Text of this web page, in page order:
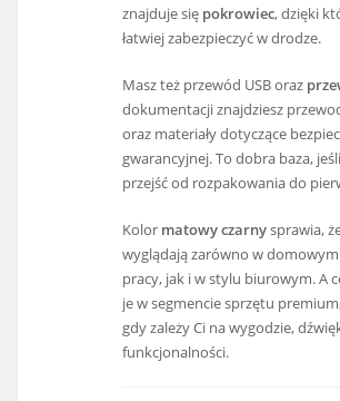
znajduje się pokrowiec, dzięki
łatwiej zabezpieczyć w drodze.
Masz też przewód USB oraz
dokumentacji znajdziesz
oraz materiały dotyczące
gwarancyjnej. To dobra baza,
przejść od rozpakowania do
Kolor matowy czarnysprawia,
wyglądają zarówno w
pracy, jak i w stylu biurowym. A
je w segmencie sprzętu
gdy zależy Ci na wygodzie,
funkcjonalności.